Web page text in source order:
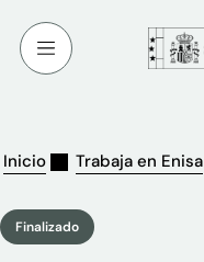
Inicio Trabaja en Enisa
Finalizado